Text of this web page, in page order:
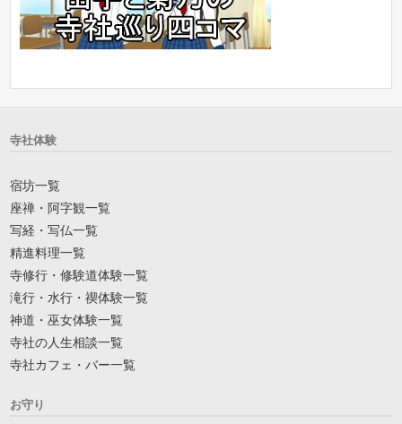
寺社体験
宿坊一覧
座禅・阿字観一覧
写経・写仏一覧
精進料理一覧
寺修行・修験道体験一覧
滝行・水行・禊体験一覧
神道・巫女体験一覧
寺社の人生相談一覧
寺社カフェ・バー一覧
お守り